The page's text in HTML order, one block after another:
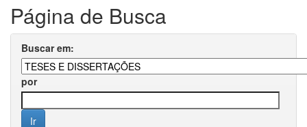
Página de Busca
Buscar em:
por